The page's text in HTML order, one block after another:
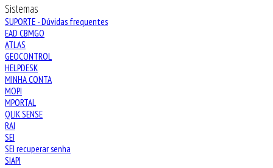
Sistemas
SUPORTE - Dúvidas frequentes
EAD CBMGO
ATLAS
GEOCONTROL
HELPDESK
MINHA CONTA
MOPI
MPORTAL
QLIK SENSE
RAI
SEI
SEI recuperar senha
SIAPI